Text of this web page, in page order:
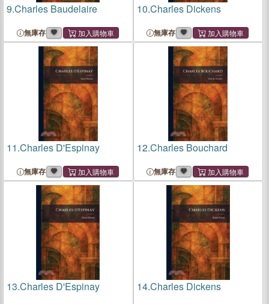
9.Charles Baudelaire
無庫存
10.Charles Dickens
無庫存
11.Charles D'Espinay
無庫存
12.Charles Bouchard
無庫存
13.Charles D'Espinay 14.Charles Dickens